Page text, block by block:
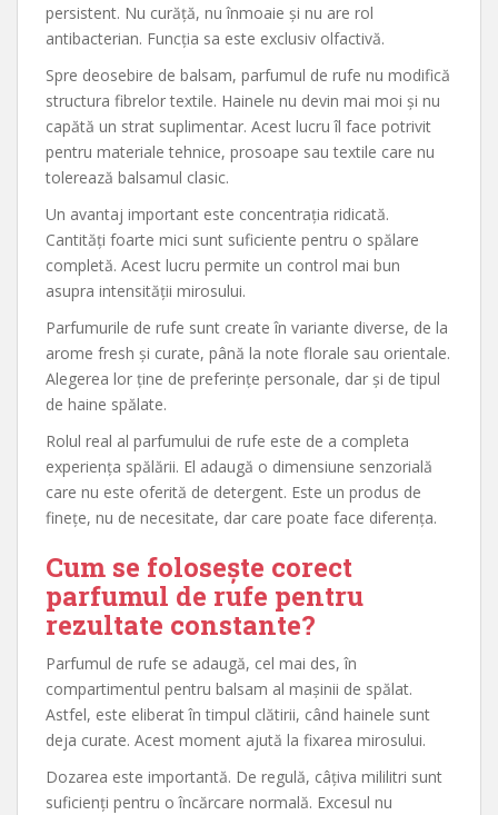
persistent. Nu curăță, nu înmoaie și nu are rol
antibacterian. Funcția sa este exclusiv olfactivă.
Spre deosebire de balsam, parfumul de rufe nu modifică
structura fibrelor textile. Hainele nu devin mai moi și nu
capătă un strat suplimentar. Acest lucru îl face potrivit
pentru materiale tehnice, prosoape sau textile care nu
tolerează balsamul clasic.
Un avantaj important este concentrația ridicată.
Cantități foarte mici sunt suficiente pentru o spălare
completă. Acest lucru permite un control mai bun
asupra intensității mirosului.
Parfumurile de rufe sunt create în variante diverse, de la
arome fresh și curate, până la note florale sau orientale.
Alegerea lor ține de preferințe personale, dar și de tipul
de haine spălate.
Rolul real al parfumului de rufe este de a completa
experiența spălării. El adaugă o dimensiune senzorială
care nu este oferită de detergent. Este un produs de
finețe, nu de necesitate, dar care poate face diferența.
Cum se folosește corect
parfumul de rufe pentru
rezultate constante?
Parfumul de rufe se adaugă, cel mai des, în
compartimentul pentru balsam al mașinii de spălat.
Astfel, este eliberat în timpul clătirii, când hainele sunt
deja curate. Acest moment ajută la fixarea mirosului.
Dozarea este importantă. De regulă, câțiva mililitri sunt
suficienți pentru o încărcare normală. Excesul nu